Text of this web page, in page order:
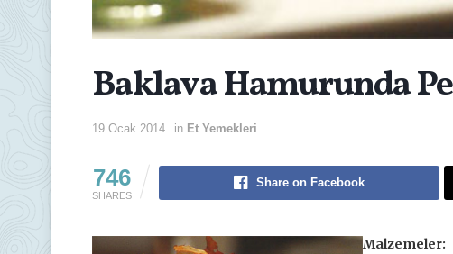
Baklava Hamurunda
19 Ocak 2014 in Et Yemekleri
746
SHARES
Share on Facebook
Malzemeler: